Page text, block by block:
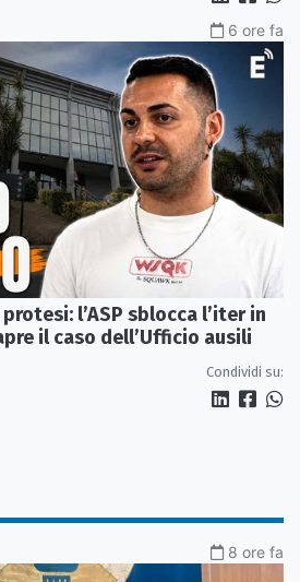
6 ore fa
l’ASP sblocca l’iter in
il caso dell’Ufficio ausili
Condividi su:
8 ore fa